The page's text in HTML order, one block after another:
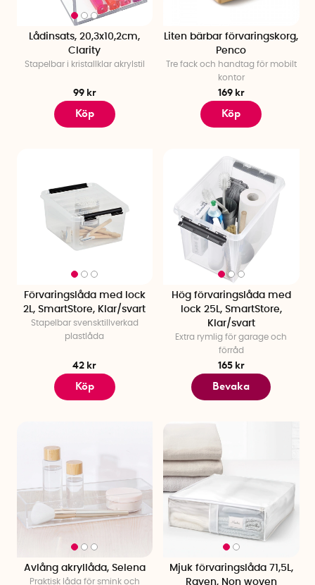
Lådinsats, 20,3x10,2cm,
Clarity
Stapelbar i kristallklar akrylstil
99 kr
Köp
Liten bärbar förvaringskorg,
Penco
Tre fack och handtag för mobilt
kontor
169 kr
Köp
Förvaringslåda med lock
2L, SmartStore, Klar/svart
Stapelbar svensktillverkad
plastlåda
42 kr
Köp
Hög förvaringslåda med
lock 25L, SmartStore,
Klar/svart
Extra rymlig för garage och
förråd
165 kr
Bevaka
Avlång akryllåda, Selena
Praktisk låda för smink och
Mjuk förvaringslåda 71,5L,
Rayen, Non woven